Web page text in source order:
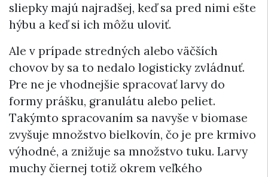
sliepky majú najradšej, keď sa pred nimi ešte
hýbu a keď si ich môžu uloviť.
Ale v prípade stredných alebo väčších
chovov by sa to nedalo logisticky zvládnuť.
Pre ne je vhodnejšie spracovať larvy do
formy prášku, granulátu alebo peliet.
Takýmto spracovaním sa navyše v biomase
zvyšuje množstvo bielkovín, čo je pre krmivo
výhodné, a znižuje sa množstvo tuku. Larvy
muchy čiernej totiž okrem veľkého